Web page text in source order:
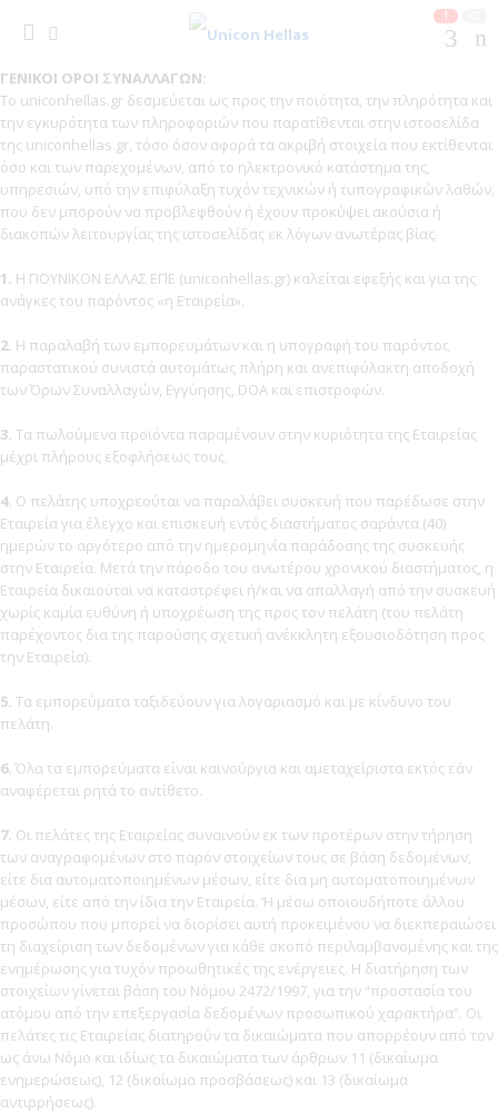
1
ΓΕΝΙΚΟΙ ΟΡΟΙ ΣΥΝΑΛΛΑΓΩΝ:
To uniconhellas.gr δεσμεύεται ως προς την ποιότητα, την πληρότητα και
την εγκυρότητα των πληροφοριών που παρατίθενται στην ιστοσελίδα
της uniconhellas.gr, τόσο όσον αφορά τα ακριβή στοιχεία που εκτίθενται
όσο και των παρεχομένων, από το ηλεκτρονικό κατάστημα της,
υπηρεσιών, υπό την επιφύλαξη τυχόν τεχνικών ή τυπογραφικών λαθών,
που δεν μπορούν να προβλεφθούν ή έχουν προκύψει ακούσια ή
διακοπών λειτουργίας της ιστοσελίδας εκ λόγων ανωτέρας βίας.
1. Η ΓΙΟΥΝΙΚΟΝ ΕΛΛΑΣ ΕΠΕ (uniconhellas.gr) καλείται εφεξής και για της
ανάγκες του παρόντος «η Εταιρεία».
2. Η παραλαβή των εμπορευμάτων και η υπογραφή του παρόντος
παραστατικού συνιστά αυτομάτως πλήρη και ανεπιφύλακτη αποδοχή
των Όρων Συναλλαγών, Εγγύησης, DOA και επιστροφών.
3. Τα πωλούμενα προϊόντα παραμένουν στην κυριότητα της Εταιρείας
μέχρι πλήρους εξοφλήσεως τους.
4. Ο πελάτης υποχρεούται να παραλάβει συσκευή που παρέδωσε στην
Εταιρεία για έλεγχο και επισκευή εντός διαστήματος σαράντα (40)
ημερών το αργότερο από την ημερομηνία παράδοσης της συσκευής
στην Εταιρεία. Μετά την πάροδο του ανωτέρου χρονικού διαστήματος, η
Εταιρεία δικαιούται να καταστρέφει ή/και να απαλλαγή από την συσκευή
χωρίς καμία ευθύνη ή υποχρέωση της προς τον πελάτη (του πελάτη
παρέχοντος δια της παρούσης σχετική ανέκκλητη εξουσιοδότηση προς
την Εταιρεία).
5. Τα εμπορεύματα ταξιδεύουν για λογαριασμό και με κίνδυνο του
πελάτη.
6. Όλα τα εμπορεύματα είναι καινούργια και αμεταχείριστα εκτός εάν
αναφέρεται ρητά το αντίθετο.
7. Οι πελάτες της Εταιρείας συναινούν εκ των προτέρων στην τήρηση
των αναγραφομένων στο παρόν στοιχείων τους σε βάση δεδομένων,
είτε δια αυτοματοποιημένων μέσων, είτε δια μη αυτοματοποιημένων
μέσων, είτε από την ίδια την Εταιρεία. ‘Η μέσω οποιουδήποτε άλλου
προσώπου που μπορεί να διορίσει αυτή προκειμένου να διεκπεραιώσει
τη διαχείριση των δεδομένων για κάθε σκοπό περιλαμβανομένης και της
ενημέρωσης για τυχόν προωθητικές της ενέργειες. Η διατήρηση των
στοιχείων γίνεται βάση του Νόμου 2472/1997, για την “προστασία του
ατόμου από την επεξεργασία δεδομένων προσωπικού χαρακτήρα”. Οι
πελάτες τις Εταιρείας διατηρούν τα δικαιώματα που απορρέουν από τον
ως άνω Νόμο και ιδίως τα δικαιώματα των άρθρων 11 (δικαίωμα
ενημερώσεως), 12 (δικαίωμα προσβάσεως) και 13 (δικαίωμα
αντιρρήσεως).